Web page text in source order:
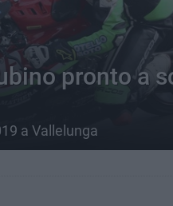
pronto a
a Vallelunga